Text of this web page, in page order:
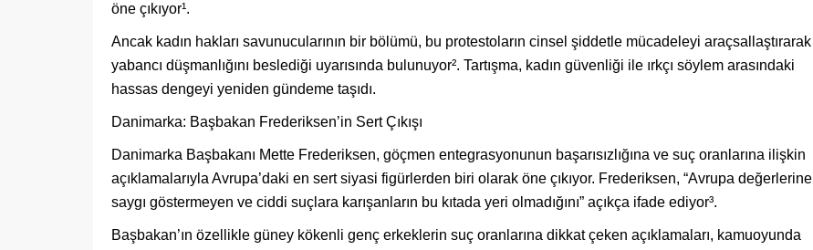
öne çıkıyor¹.
Ancak kadın hakları savunucularının bir bölümü, bu protestoların cinsel şiddetle mücadeleyi araçsallaştırarak
yabancı düşmanlığını beslediği uyarısında bulunuyor². Tartışma, kadın güvenliği ile ırkçı söylem arasındaki
hassas dengeyi yeniden gündeme taşıdı.
Danimarka: Başbakan Frederiksen’in Sert Çıkışı
Danimarka Başbakanı Mette Frederiksen, göçmen entegrasyonunun başarısızlığına ve suç oranlarına ilişkin
açıklamalarıyla Avrupa’daki en sert siyasi figürlerden biri olarak öne çıkıyor. Frederiksen, “Avrupa değerlerine
saygı göstermeyen ve ciddi suçlara karışanların bu kıtada yeri olmadığını” açıkça ifade ediyor³.
Başbakan’ın özellikle güney kökenli genç erkeklerin suç oranlarına dikkat çeken açıklamaları, kamuoyunda